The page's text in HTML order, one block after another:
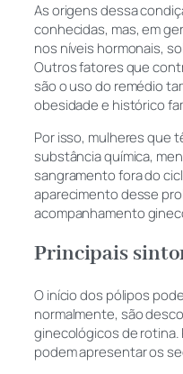
As origens dessa
conhecidas, mas, em
nos níveis hormonais,
Outros fatores que
são o uso do remédio
obesidade e histórico
Por isso, mulheres que
substância química,
sangramento fora do
aparecimento desse
acompanhamento
Principais
O início dos pólipos
normalmente, são
ginecológicos de rotina.
podem apresentar os